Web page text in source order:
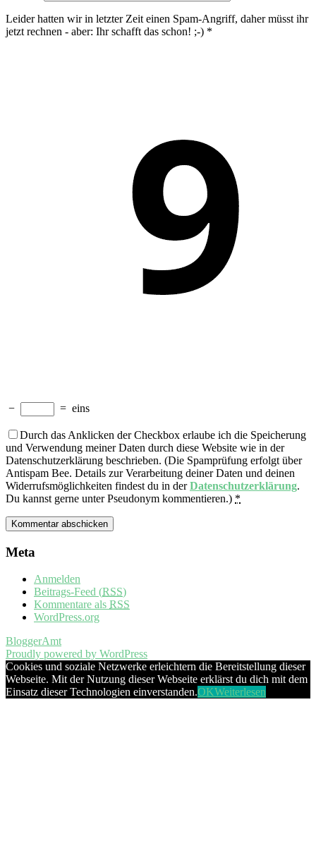
Leider hatten wir in letzter Zeit einen Spam-Angriff, daher müsst ihr
jetzt rechnen - aber: Ihr schafft das schon! ;-) *
− = eins
Durch das Anklicken der Checkbox erlaube ich die Speicherung
und Verwendung meiner Daten durch diese Website wie in der
Datenschutzerklärung beschrieben. (Die Spamprüfung erfolgt über
Antispam Bee. Details zur Verarbeitung deiner Daten und deinen
Widerrufsmöglichkeiten findest du in derDatenschutzerklärung.
Du kannst gerne unter Pseudonym kommentieren.) *
Meta
Anmelden
Beitrags-Feed (RSS)
Kommentare als RSS
WordPress.org
BloggerAmt
Proudly powered by WordPress
Cookies und soziale Netzwerke erleichtern die Bereitstellung dieser
Webseite. Mit der Nutzung dieser Webseite erklärst du dich mit dem
Einsatz dieser Technologien einverstanden.OKWeiterlesen